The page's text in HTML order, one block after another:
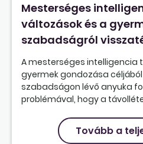
Mesterséges
változások és a
szabadságról
A mesterséges intelligencia
gyermek gondozása
szabadságon lévő anyuka
problémával, hogy a
Tovább a